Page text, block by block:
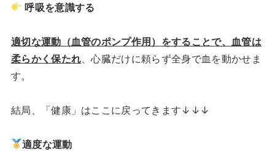
呼吸を意識する
適切な運動（血管のポンプ作用）をすることで、血管は
柔らかく保たれ 、心臓だけに頼らず全身で血を動かせま
す。
結局、「健康」はここに戻ってきます↓↓↓
適度な運動